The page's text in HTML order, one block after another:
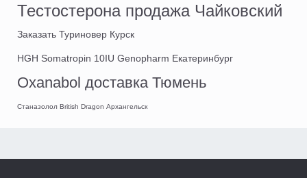
Тестостерона продажа Чайковский
Заказать Туриновер Курск
HGH Somatropin 10IU Genopharm Екатеринбург
Oxanabol доставка Тюмень
Станазолол British Dragon Архангельск